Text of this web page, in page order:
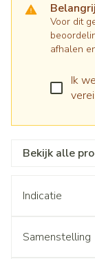
Voor dit
afhalen
Ik
Bekijk alle
Indicatie
Samenstelling